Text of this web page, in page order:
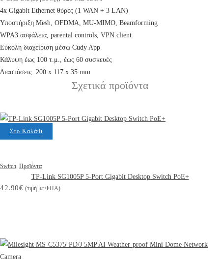
4x Gigabit Ethernet θύρες (1 WAN + 3 LAN)
Υποστήριξη Mesh, OFDMA, MU-MIMO, Beamforming
WPA3 ασφάλεια, parental controls, VPN client
Εύκολη διαχείριση μέσω Cudy App
Κάλυψη έως 100 τ.μ., έως 60 συσκευές
Διαστάσεις: 200 x 117 x 35 mm
Σχετικά προϊόντα
Στο Καλάθι
Switch, Προϊόντα
TP-Link SG1005P 5-Port Gigabit Desktop Switch PoE+
42.90€ (τιμή με ΦΠΑ)